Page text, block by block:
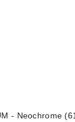
- Neochrome